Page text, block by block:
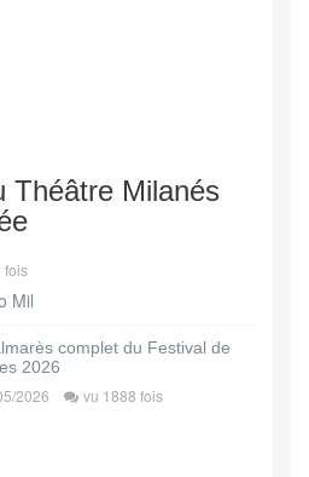
Théâtre Milanés
fois
Mil
complet du Festival de
2026
2026 vu 1888 fois